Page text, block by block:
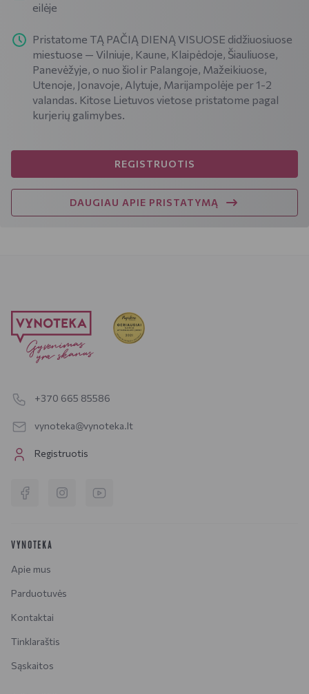
eilėje
Pristatome TĄ PAČIĄ DIENĄ VISUOSE didžiuosiuose
miestuose — Vilniuje, Kaune, Klaipėdoje, Šiauliuose,
Panevėžyje, o nuo šiol ir Palangoje, Mažeikiuose,
Utenoje, Jonavoje, Alytuje, Marijampolėje per 1-2
valandas. Kitose Lietuvos vietose pristatome pagal
kurjerių galimybes.
REGISTRUOTIS
DAUGIAU APIE PRISTATYMĄ
+370 665 85586
vynoteka@vynoteka.lt
Registruotis
VYNOTEKA
Apie mus
Parduotuvės
Kontaktai
Tinklaraštis
Sąskaitos